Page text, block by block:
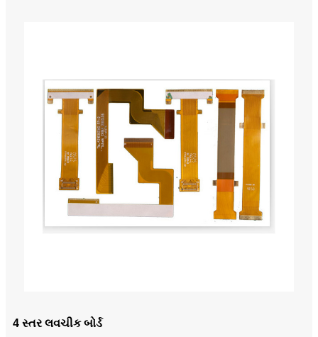
4 સ્તર લવચીક બોર્ડ